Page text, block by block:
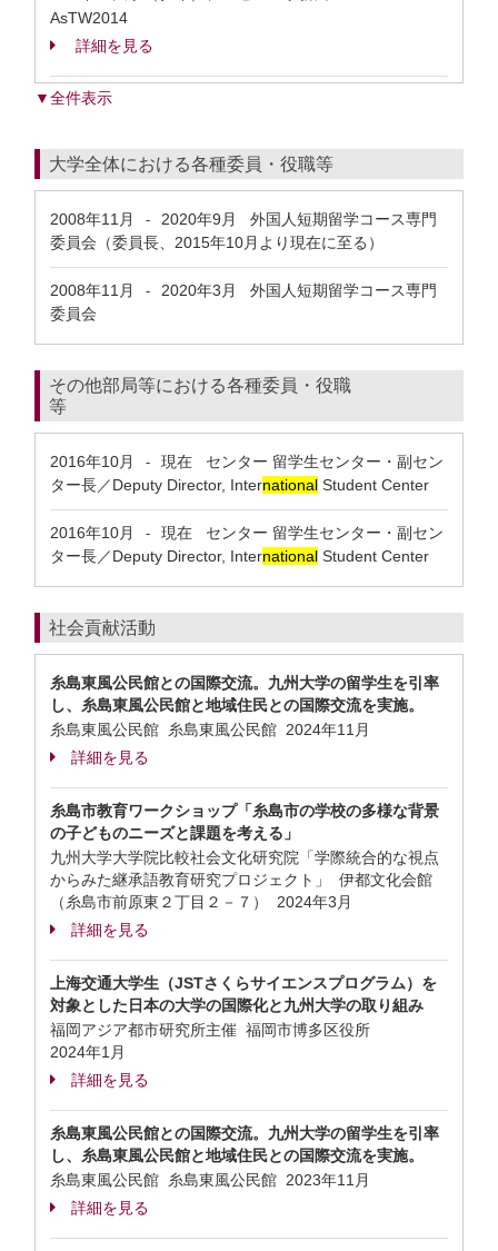
AsTW2014
詳細を見る
▼全件表示
大学全体における各種委員・役職等
2008年11月 - 2020年9月
外国人短期留学コース専門
委員会（委員長、2015年10月より現在に至る）
2008年11月 - 2020年3月
外国人短期留学コース専門
委員会
その他部局等における各種委員・役職
等
2016年10月 - 現在 センター 留学生センター・副セン
ター長／Deputy Director, International Student Center
2016年10月 - 現在 センター 留学生センター・副セン
ター長／Deputy Director, International Student Center
社会貢献活動
糸島東風公民館との国際交流。九州大学の留学生を引率
し、糸島東風公民館と地域住民との国際交流を実施。
糸島東風公民館 糸島東風公民館 2024年11月
詳細を見る
糸島市教育ワークショップ「糸島市の学校の多様な背景
の子どものニーズと課題を考える」
九州大学大学院比較社会文化研究院「学際統合的な視点
からみた継承語教育研究プロジェクト」 伊都文化会館
（糸島市前原東２丁目２－７） 2024年3月
詳細を見る
上海交通大学生（JSTさくらサイエンスプログラム）を
対象とした日本の大学の国際化と九州大学の取り組み
福岡アジア都市研究所主催 福岡市博多区役所
2024年1月
詳細を見る
糸島東風公民館との国際交流。九州大学の留学生を引率
し、糸島東風公民館と地域住民との国際交流を実施。
糸島東風公民館 糸島東風公民館 2023年11月
詳細を見る